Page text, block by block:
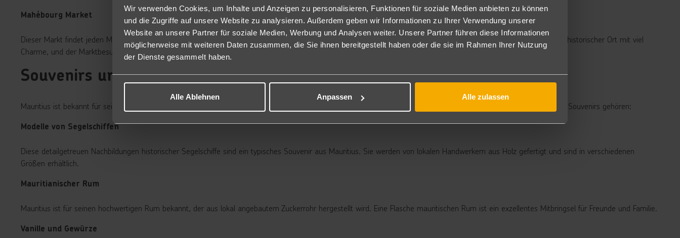
Wir verwenden Cookies, um Inhalte und Anzeigen zu personalisieren, Funktionen für soziale Medien anbieten zu können
und die Zugriffe auf unsere Website zu analysieren. Außerdem geben wir Informationen zu Ihrer Verwendung unserer
Website an unsere Partner für soziale Medien, Werbung und Analysen weiter. Unsere Partner führen diese Informationen
möglicherweise mit weiteren Daten zusammen, die Sie ihnen bereitgestellt haben oder die sie im Rahmen Ihrer Nutzung
der Dienste gesammelt haben.
Alle Ablehnen Anpassen Alle zulassen
Mahébourg Market
Dieser Markt findet jeden Montag statt und bietet eine Vielzahl von Waren, darunter frische Lebensmittel, Gewürze, Textilien und Souvenirs. Mahébourg selbst ist ein historischer Ort mit viel
Charme, und der Marktbesuch lässt sich wunderbar mit einem Spaziergang durch die Stadt kombinieren.
Souvenirs und Kunsthandwerk auf Mauritius
Mauritius ist bekannt für seine einzigartigen Souvenirs und handgefertigten Kunstwerke, die das perfekte Andenken an deinen Besuch darstellen. Zu den beliebtesten Souvenirs gehören:
Modelle von Segelschiffen
Diese detailgetreuen Nachbildungen historischer Segelschiffe sind ein typisches Souvenir aus Mauritius. Sie werden von lokalen Handwerkern aus Holz gefertigt und sind in verschiedenen
Größen erhältlich.
Mauritianischer Rum
Mauritius ist für seinen hochwertigen Rum bekannt, der aus lokal angebautem Zuckerrohr hergestellt wird. Eine Flasche mauritischen Rum ist ein exzellentes Mitbringsel für Freunde und Familie.
Vanille und Gewürze